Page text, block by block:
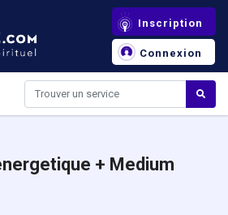
Inscription
Connexion
+ Medium